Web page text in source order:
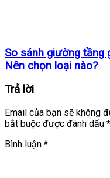
So sánh giường tầng
Nên chọn loại nào?
Trả lời
Email của bạn sẽ không
bắt buộc được đánh dấu *
Bình luận *